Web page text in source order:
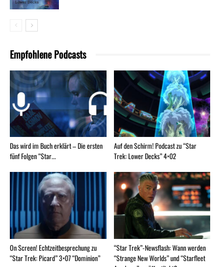
Empfohlene Podcasts
Das wird im Buch erklärt – Die ersten
fünf Folgen “Star...
Auf den Schirm! Podcast zu “Star
Trek: Lower Decks” 4×02
On Screen! Echtzeitbesprechung zu
“Star Trek: Picard” 3×07 “Dominion”
“Star Trek”-Newsflash: Wann werden
“Strange New Worlds” und “Starfleet